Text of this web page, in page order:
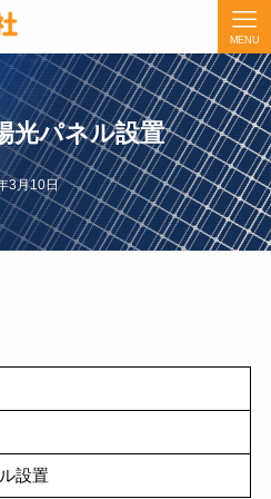
MENU
パネル設置
3月10日
設置